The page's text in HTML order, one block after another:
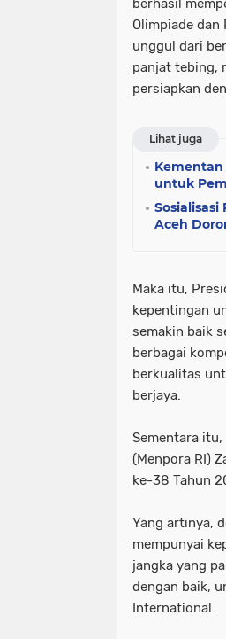
berhasil
Olimpiade
unggul dari
panjat tebing,
persiapkan
Lihat juga
Kementan
untuk
Sosialisasi
Aceh
Maka itu,
kepentingan
semakin baik
berbagai
berkualitas
berjaya.
Sementara itu,
(Menpora RI)
ke-38 Tahun
Yang artinya,
mempunyai
jangka yang
dengan baik,
International.